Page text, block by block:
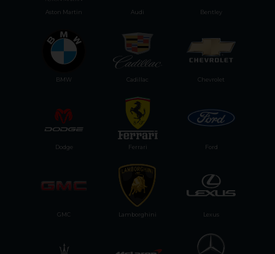
Cadillac Chevrolet
Ferrari
Lamborghini Lexus
Aston Martin Audi Bentley
BMW
Ford
Dodge
GMC